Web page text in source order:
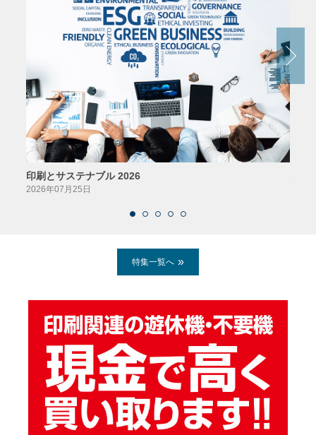
印刷とサステナブル 2026
2026年07月25日
特集一覧へ